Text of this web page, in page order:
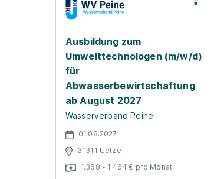
Ausbildung zum
Umwelttechnologen (m/w/d)
für
Abwasserbewirtschaftung
ab August 2027
Wasserverband Peine
01.08.2027
31311 Uetze
1.368 - 1.464 € pro Monat